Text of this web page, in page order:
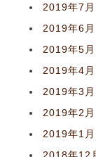
2019年7月
2019年6月
2019年5月
2019年4月
2019年3月
2019年2月
2019年1月